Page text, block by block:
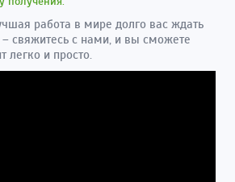
работа в мире долго вас ждать
– свяжитесь с нами, и вы сможете
легко и просто.